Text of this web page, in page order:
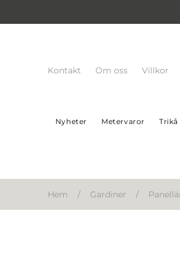
Kontakt Om oss Villkor
Nyheter Metervaror Trikå
Hem / Gardiner /